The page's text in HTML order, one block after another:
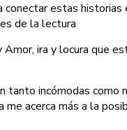
conectar estas historias
de la lectura
ira y locura que
tanto incómodas como
acerca más a la